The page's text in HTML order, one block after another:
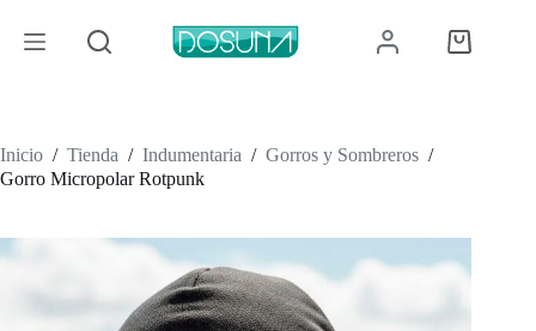
contenido
Carro
de
Inicio / Tienda / Indumentaria / Gorros y Sombreros /
Gorro Micropolar Rotpunk